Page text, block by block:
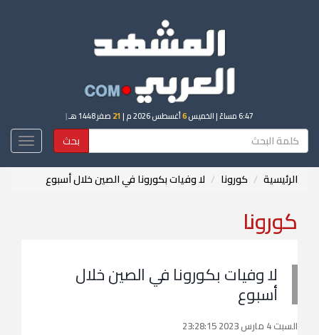
6:47 مساءً | الخميس6أغسطس 2026 م | 21 صفر 1448 هـ |
بحث
الرئيسية كورونا لا وفيات بكورونا في الصين خلال أسبوع
كورونا
لا وفيات بكورونا في الصين خلال
أسبوع
السبت 4 مارس 2023 23:28:15